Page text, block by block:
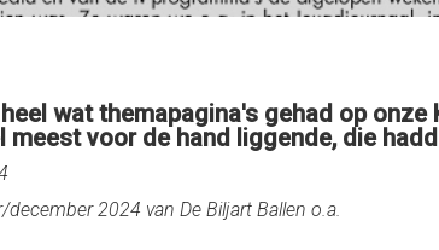
wat themapagina's gehad op
meest voor de hand liggende, die
2024 van De Biljart Ballen o.a.